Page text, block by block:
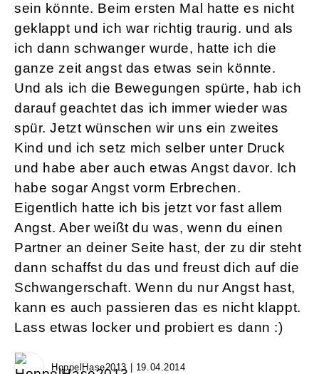
sein könnte. Beim ersten Mal hatte es nicht
geklappt und ich war richtig traurig. und als
ich dann schwanger wurde, hatte ich die
ganze zeit angst das etwas sein könnte.
Und als ich die Bewegungen spürte, hab ich
darauf geachtet das ich immer wieder was
spür. Jetzt wünschen wir uns ein zweites
Kind und ich setz mich selber unter Druck
und habe aber auch etwas Angst davor. Ich
habe sogar Angst vorm Erbrechen.
Eigentlich hatte ich bis jetzt vor fast allem
Angst. Aber weißt du was, wenn du einen
Partner an deiner Seite hast, der zu dir steht
dann schaffst du das und freust dich auf die
Schwangerschaft. Wenn du nur Angst hast,
kann es auch passieren das es nicht klappt.
Lass etwas locker und probiert es dann :)
HoppelHase2013 | 19.04.2014